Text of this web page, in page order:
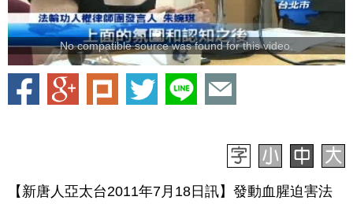
No compatible source was found for this video.
【新唐人亞太台2011年7月18日訊】發動血腥迫害法